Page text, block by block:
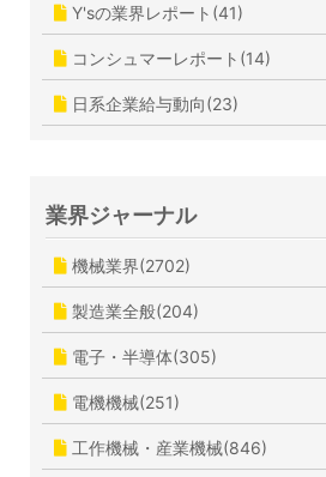
Y'sの業界レポート(41)
コンシュマーレポート(14)
日系企業給与動向(23)
業界ジャーナル
機械業界(2702)
製造業全般(204)
電子・半導体(305)
電機機械(251)
工作機械・産業機械(846)